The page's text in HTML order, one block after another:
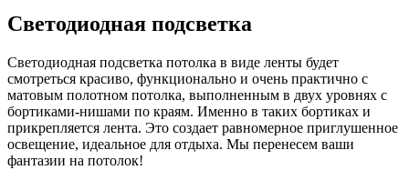
Светодиодная подсветка
Светодиодная подсветка потолка в виде ленты будет
смотреться красиво, функционально и очень практично с
матовым полотном потолка, выполненным в двух уровнях с
бортиками-нишами по краям. Именно в таких бортиках и
прикрепляется лента. Это создает равномерное приглушенное
освещение, идеальное для отдыха. Мы перенесем ваши
фантазии на потолок!